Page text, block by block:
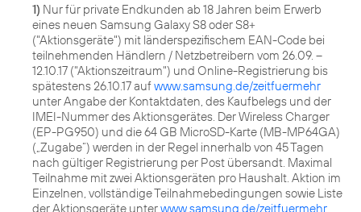
1) Nur für private Endkunden ab 18 Jahren beim Erwerb
eines neuen Samsung Galaxy S8 oder S8+
("Aktionsgeräte") mit länderspezifischem EAN-Code bei
teilnehmenden Händlern / Netzbetreibern vom 26.09. –
12.10.17 ("Aktionszeitraum") und Online-Registrierung bis
spätestens 26.10.17 aufwww.samsung.de/zeitfuermehr
unter Angabe der Kontaktdaten, des Kaufbelegs und der
IMEI-Nummer des Aktionsgerätes. Der Wireless Charger
(EP-PG950) und die 64 GB MicroSD-Karte (MB-MP64GA)
(„Zugabe“) werden in der Regel innerhalb von 45 Tagen
nach gültiger Registrierung per Post übersandt. Maximal
Teilnahme mit zwei Aktionsgeräten pro Haushalt. Aktion im
Einzelnen, vollständige Teilnahmebedingungen sowie Liste
der Aktionsgeräte unterwww.samsung.de/zeitfuermehr